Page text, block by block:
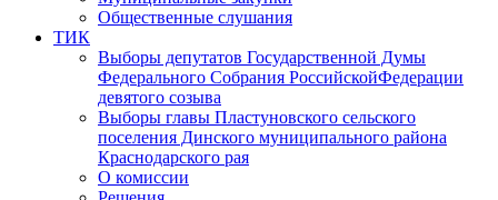
Общественные слушания
ТИК
Выборы депутатов Государственной Думы
Федерального Собрания РоссийскойФедерации
девятого созыва
Выборы главы Пластуновского сельского
поселения Динского муниципального района
Краснодарского рая
О комиссии